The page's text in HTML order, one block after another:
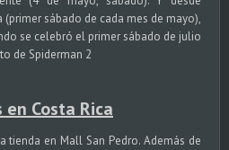
sábado de cada mes de mayo),
se celebró el primer sábado de julio
de Spiderman 2
Costa Rica
tienda en Mall San Pedro. Además de